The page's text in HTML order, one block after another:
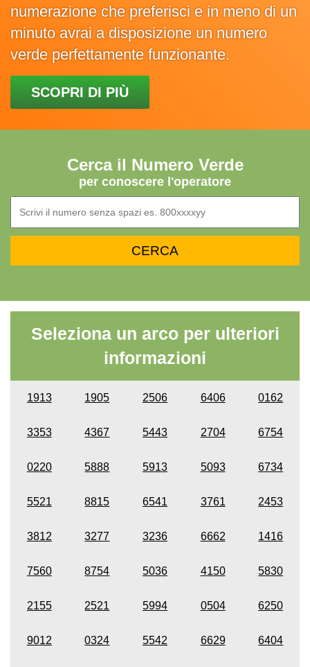
numerazione che preferisci e in meno di un
minuto avrai a disposizione un numero
verde perfettamente funzionante.
SCOPRI DI PIÙ
Cerca il Numero Verde
per conoscere l'operatore
Seleziona un arco per ulteriori
informazioni
1913 1905 2506 6406 0162
3353 4367 5443 2704 6754
0220 5888 5913 5093 6734
5521 8815 6541 3761 2453
3812 3277 3236 6662 1416
7560 8754 5036 4150 5830
2155 2521 5994 0504 6250
9012 0324 5542 6629 6404